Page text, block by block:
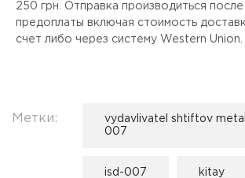
250 грн. Отправка производиться после
предоплаты включая стоимость
счет либо через систему Western Union.
Метки:
vydavlivatel shtiftov
007
isd-007 kitay